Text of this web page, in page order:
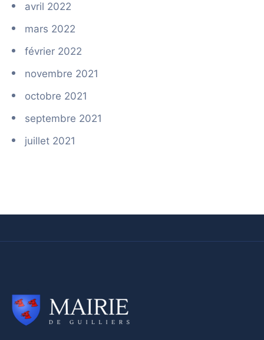
avril 2022
mars 2022
février 2022
novembre 2021
octobre 2021
septembre 2021
juillet 2021